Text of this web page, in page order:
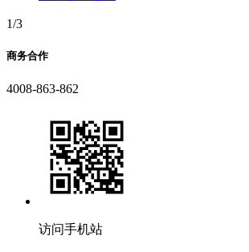
1/3
商务合作
4008-863-862
访问手机站